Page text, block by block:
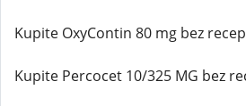
Kupite OxyContin 80 mg bez
Kupite Percocet 10/325 MG bez